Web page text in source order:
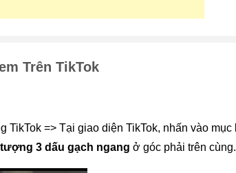
Trên TikTok
TikTok => Tại giao diện TikTok, nhấn vào mục
3 dấu gạch ngang ở góc phải trên cùng.